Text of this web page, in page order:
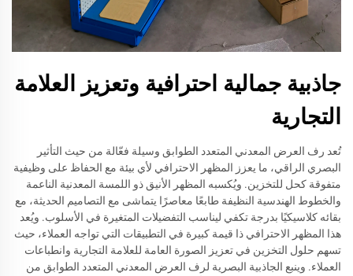
جاذبية جمالية احترافية وتعزيز العلامة
التجارية
تُعد رف العرض المعدني المتعدد الطوابق وسيلة فعّالة من حيث التأثير
البصري الراقي، ما يعزز المظهر الاحترافي لأي بيئة مع الحفاظ على وظيفية
متفوقة كحل للتخزين. ويُكسبه المظهر الأنيق ذو اللمسة المعدنية الناعمة
والخطوط الهندسية النظيفة طابعًا معاصرًا يتماشى مع التصاميم الحديثة، مع
بقائه كلاسيكيًا بدرجة تكفي ليناسب التفضيلات المتغيرة في الأسلوب. ويُعد
هذا المظهر الاحترافي ذا قيمة كبيرة في التطبيقات التي تواجه العملاء، حيث
تسهم حلول التخزين في تعزيز الصورة العامة للعلامة التجارية وانطباعات
العملاء. وينبع الجاذبية البصرية لرف العرض المعدني المتعدد الطوابق من